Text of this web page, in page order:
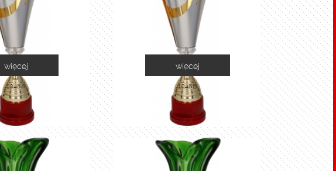
1048A
więcej
1048B
więcej